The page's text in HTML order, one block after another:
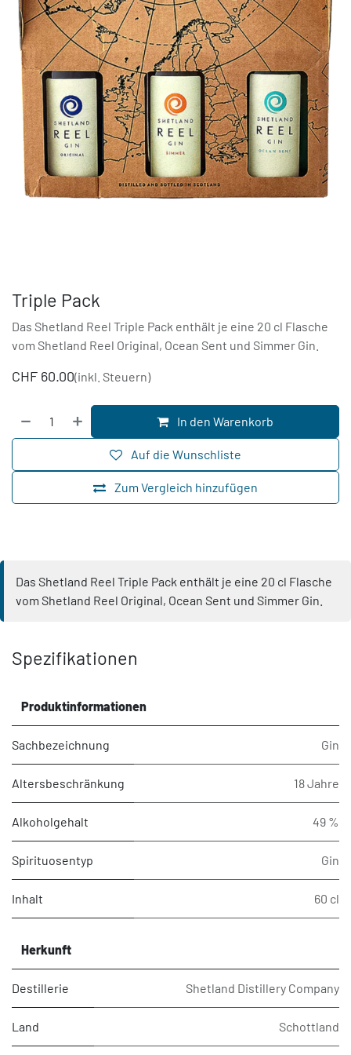
Triple Pack
Das Shetland Reel Triple Pack enthält je eine 20 cl Flasche
vom Shetland Reel Original, Ocean Sent und Simmer Gin.
CHF 60.00(inkl. Steuern)
In den Warenkorb
Zum Vergleich hinzufügen
Auf die Wunschliste
Das Shetland Reel Triple Pack enthält je eine 20 cl Flasche
vom Shetland Reel Original, Ocean Sent und Simmer Gin.
Spezifikationen
Produktinformationen
Sachbezeichnung Gin
Altersbeschränkung 18 Jahre
Alkoholgehalt 49 %
Spirituosentyp Gin
Inhalt 60 cl
Herkunft
Destillerie Shetland Distillery Company
Land Schottland